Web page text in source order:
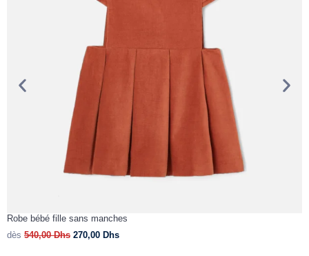
Robe bébé fille sans manches
dès 540,00Dhs 270,00 Dhs